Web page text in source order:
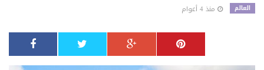
العالم منذ 4 أعوام